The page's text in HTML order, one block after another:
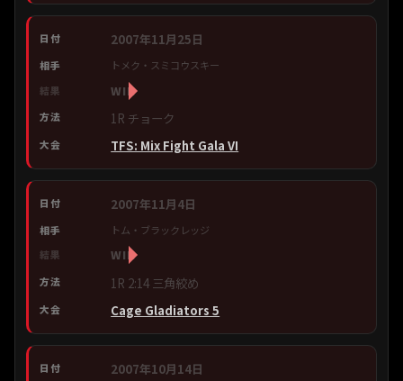
2007年11月25日
トメク・スミコウスキー
WIN
1R チョーク
TFS: Mix Fight Gala VI
2007年11月4日
トム・ブラックレッジ
WIN
1R 2:14 三角絞め
Cage Gladiators 5
2007年10月14日